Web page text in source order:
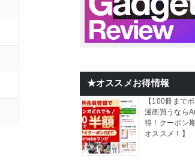
★オススメお得情報
【100冊まで
漫画買うなら
得！クーポン
オススメ！】